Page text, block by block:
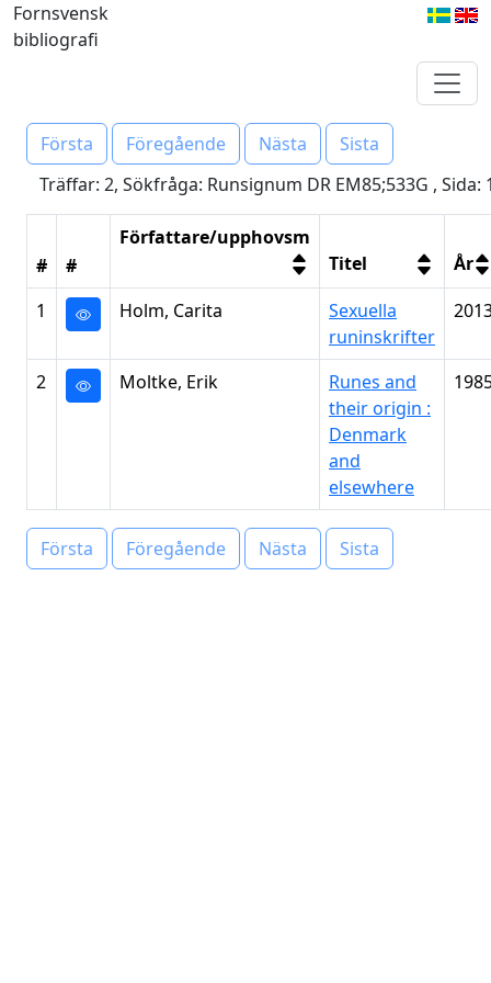
Fornsvensk
bibliografi
Första Föregående Nästa
Sista
Träffar: 2, Sökfråga: Runsignum DR EM85;533G , Sida:
# #
Författare/upphovsm
Titel
År
1
Holm, Carita
Sexuella
runinskrifter
2 Moltke, Erik
Runes and
their origin :
Denmark
and
elsewhere
Första Föregående Nästa Sista